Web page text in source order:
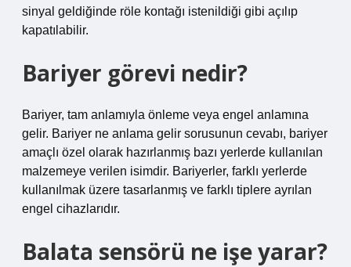
sinyal geldiğinde röle kontağı istenildiği gibi açılıp
kapatılabilir.
Bariyer görevi nedir?
Bariyer, tam anlamıyla önleme veya engel anlamına
gelir. Bariyer ne anlama gelir sorusunun cevabı, bariyer
amaçlı özel olarak hazırlanmış bazı yerlerde kullanılan
malzemeye verilen isimdir. Bariyerler, farklı yerlerde
kullanılmak üzere tasarlanmış ve farklı tiplere ayrılan
engel cihazlarıdır.
Balata sensörü ne işe yarar?